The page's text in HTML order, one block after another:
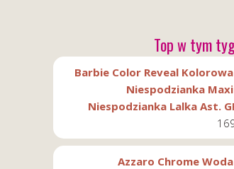
Top w tym
Barbie Color Reveal Kolorowa
Niespodzianka Maxi
Niespodzianka Lalka Ast.
Azzaro Chrome Woda